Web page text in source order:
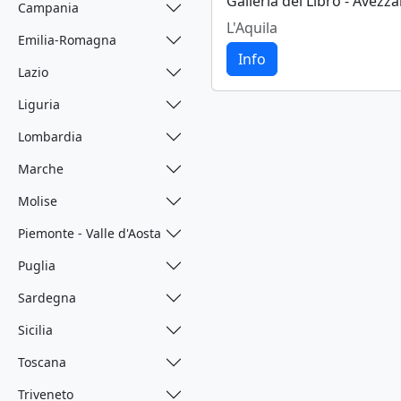
Campania
Emilia-Romagna
Lazio
Liguria
Lombardia
Marche
Molise
Piemonte - Valle d'Aosta
Puglia
Sardegna
Sicilia
Toscana
Triveneto
L'Aquila
Info